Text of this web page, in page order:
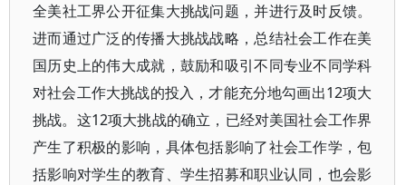
全美社工界公开征集大挑战问题，并进行及时反馈。
进而通过广泛的传播大挑战战略，总结社会工作在美
国历史上的伟大成就，鼓励和吸引不同专业不同学科
对社会工作大挑战的投入，才能充分地勾画出12项大
挑战。这12项大挑战的确立，已经对美国社会工作界
产生了积极的影响，具体包括影响了社会工作学，包
括影响对学生的教育、学生招募和职业认同，也会影